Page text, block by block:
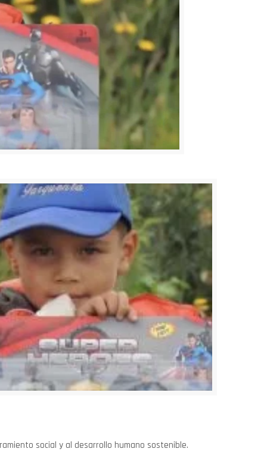
social y al desarrollo humano sostenible.